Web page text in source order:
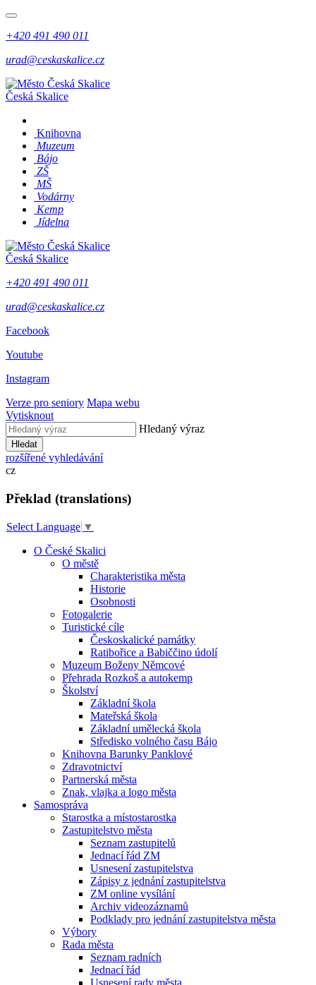
+420 491 490 011
urad@ceskaskalice.cz
Česká Skalice
Knihovna
Muzeum
Bájo
ZŠ
MŠ
Vodárny
Kemp
Jídelna
Česká Skalice
+420 491 490 011
urad@ceskaskalice.cz
Facebook
Youtube
Instagram
Verze pro seniory Mapa webu
Vytisknout
Hledaný výraz
Hledat
rozšířené vyhledávání
cz
Překlad (translations)
Select Language ▼
O České Skalici
O městě
Charakteristika města
Historie
Osobnosti
Fotogalerie
Turistické cíle
Českoskalické památky
Ratibořice a Babiččino údolí
Muzeum Boženy Němcové
Přehrada Rozkoš a autokemp
Školství
Základní škola
Mateřská škola
Základní umělecká škola
Středisko volného času Bájo
Knihovna Barunky Panklové
Zdravotnictví
Partnerská města
Znak, vlajka a logo města
Samospráva
Starostka a místostarostka
Zastupitelstvo města
Seznam zastupitelů
Jednací řád ZM
Usnesení zastupitelstva
Zápisy z jednání zastupitelstva
ZM online vysílání
Archiv videozáznamů
Podklady pro jednání zastupitelstva města
Výbory
Rada města
Seznam radních
Jednací řád
Usnesení rady města